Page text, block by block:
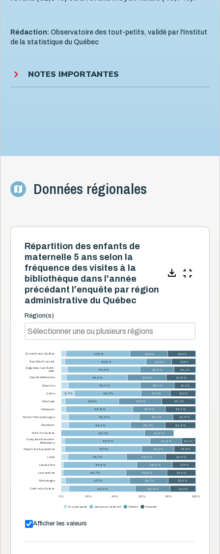
Rédaction: Observatoire des tout-petits, validé par l'Institut
de la statistique du Québec
NOTES IMPORTANTES
Données régionales
Répartition des enfants de
maternelle 5 ans selon la
fréquence des visites à la
bibliothèque dans l'année
précédant l'enquête par région
administrative du Québec
Région(s)
0 % 20 % 40 % 60 % 80 % 100 %
47,6 % 28,0 % 20,8 %
60,5 % 19,0 % 17,8 %
54,0 % 25,3 % 16,1 %
45,5 % 29,0 % 21,6 %
53,5 % 25,4 % 15,8 %
9,7 % 49,7 % 21,8 % 18,8 %
40,0 % 32,0 % 25,1 %
49,9 % 24,3 % 22,4 %
52,6 % 25,1 % 16,9 %
46,1 % 25,7 % 22,6 %
62,1 % 21,6 % *
63,5 % 23,6 % 10,2 % *
57,1 % 24,1 % 16,0 %
43,7 % 29,3 % 22,2 %
54,5 % 26,5 % 17,2 %
46,7 % 30,6 % 21,3 %
47,7 % 28,7 % 20,4 %
49,3 % 25,9 % 19,0 %
Ensemble du Québec
Bas-Saint-Laurent
Saguenay–Lac-Saint-
Jean
Capitale-Nationale
Mauricie
Estrie
Montréal
Outaouais
Abitibi-Témiscamingue
Côte-Nord
Nord-du-Québec
Gaspésie–Îles-de-la-
Madeleine
Chaudière-Appalaches
Laval
Lanaudière
Laurentides
Montérégie
Centre-du-Québec
N'a pas accès Jamais ou rarement Parfois Souvent
Afficher les valeurs